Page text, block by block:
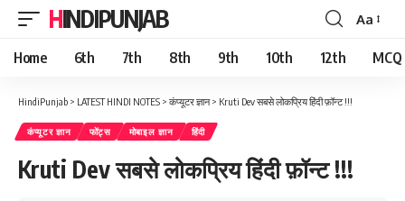
HINDIPUNJAB
Font
Resizer
Aa
Home 6th 7th 8th 9th 10th 12th MCQ
HindiPunjab > LATEST HINDI NOTES > कंप्यूटर ज्ञान> Kruti Dev सबसे लोकप्रिय हिंदी फ़ॉन्ट !!!
कंप्यूटर ज्ञान फोंट्स मोबाइल ज्ञान हिंदी
Kruti Dev सबसे लोकप्रिय हिंदी फ़ॉन्ट !!!